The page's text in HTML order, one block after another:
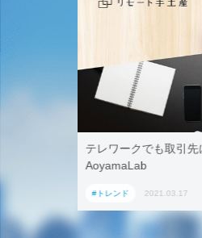
テレワークでも取引先
AoyamaLab
#トレンド 2021.03.17